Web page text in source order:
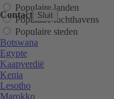
Contact Sluit
Populaire landen
Populaire luchthavens
Populaire steden
Botswana
Egypte
Kaapverdië
Kenia
Lesotho
Marokko